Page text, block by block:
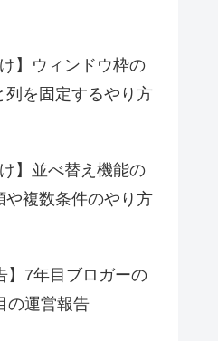
】ウィンドウ枠の
列を固定するやり方
】並べ替え機能の
複数条件のやり方
】7年目ブロガーの
の運営報告